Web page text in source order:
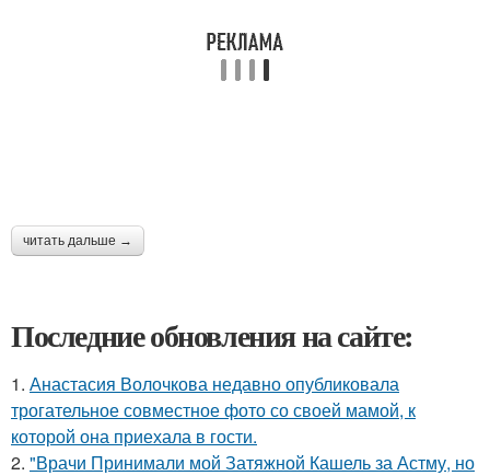
читать дальше →
Последние обновления на сайте:
1. Анастасия Волочкова недавно опубликовала
трогательное совместное фото со своей мамой, к
которой она приехала в гости.
2. "Врачи Принимали мой Затяжной Кашель за Астму, но